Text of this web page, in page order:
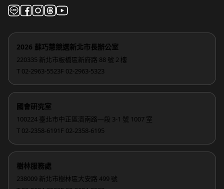
2026 蘇巧慧競選新北市長辦公室
220335 新北市板橋區新府路 88 號 2 樓
T 02-2963-5523F 02-2963-5323
國會研究室
100224 臺北市中正區濟南路一段 3-1 號 1007 室
T 02-2358-6191 F 02-2358-6195
樹林服務處
238009 新北市樹林區大安路 499 號